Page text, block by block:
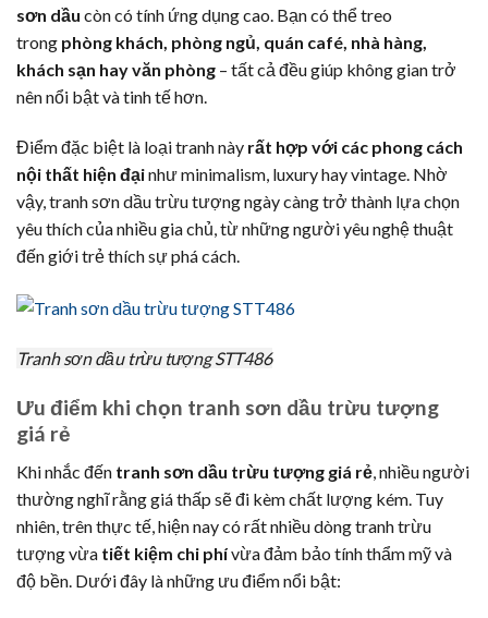
sơn dầu còn có tính ứng dụng cao. Bạn có thể treo
trong phòng khách, phòng ngủ, quán café, nhà hàng,
khách sạn hay văn phòng – tất cả đều giúp không gian trở
nên nổi bật và tinh tế hơn.
Điểm đặc biệt là loại tranh này rất hợp với các phong cách
nội thất hiện đạinhư minimalism, luxury hay vintage. Nhờ
vậy, tranh sơn dầu trừu tượng ngày càng trở thành lựa chọn
yêu thích của nhiều gia chủ, từ những người yêu nghệ thuật
đến giới trẻ thích sự phá cách.
Tranh sơn dầu trừu tượng STT486
Ưu điểm khi chọn tranh sơn dầu trừu tượng
giá rẻ
Khi nhắc đến tranh sơn dầu trừu tượng giá rẻ , nhiều người
thường nghĩ rằng giá thấp sẽ đi kèm chất lượng kém. Tuy
nhiên, trên thực tế, hiện nay có rất nhiều dòng tranh trừu
tượng vừa tiết kiệm chi phívừa đảm bảo tính thẩm mỹ và
độ bền. Dưới đây là những ưu điểm nổi bật: